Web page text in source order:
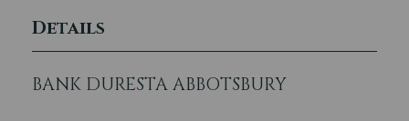
Details
BANK DURESTA ABBOTSBURY